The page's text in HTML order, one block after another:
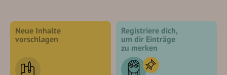
Neue Inhalte
vorschlagen
Registriere dich,
um dir Einträge
zu merken